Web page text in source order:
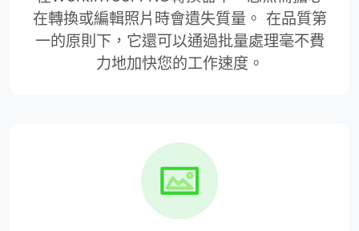
在轉換或編輯照片時會遺失質量。 在品質第
一的原則下，它還可以通過批量處理毫不費
力地加快您的工作速度。